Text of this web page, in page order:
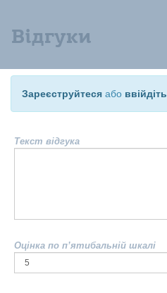
Відгуки
Зареєструйтеся або ввійдіть
Текст відгука
Оцінка по п’ятибальній шкалі